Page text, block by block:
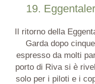
19.
Il ritorno della
Garda dopo
espresso da molti
porto di Riva si è
solo per i piloti e i